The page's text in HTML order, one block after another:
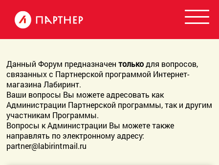
Данный Форум предназначентолькодля вопросов,
связанных с Партнерской программой Интернет-
магазина Лабиринт.
Ваши вопросы Вы можете адресовать как
Администрации Партнерской программы, так и другим
участникам Программы.
Вопросы к Администрации Вы можете также
направлять по электронному адресу:
partner@labirintmail.ru